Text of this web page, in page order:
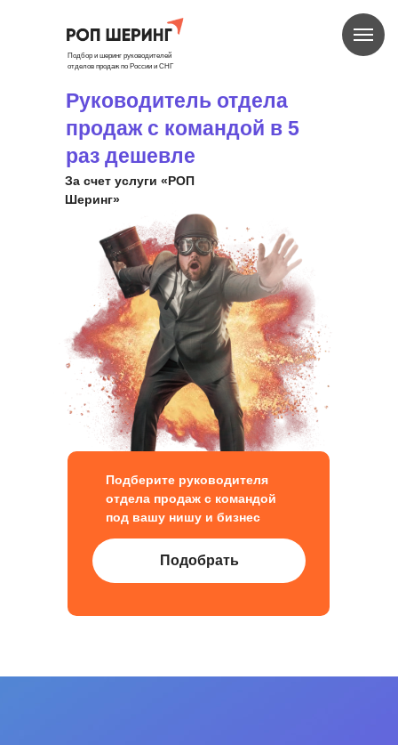
Руководитель отдела
продаж с командой в 5
раз дешевле
Подбор и шеринг руководителей
отделов продаж по России и СНГ
За счет услуги «РОП
Шеринг»
Подберите руководителя
отдела продаж с командой
под вашу нишу и бизнес
Подобрать